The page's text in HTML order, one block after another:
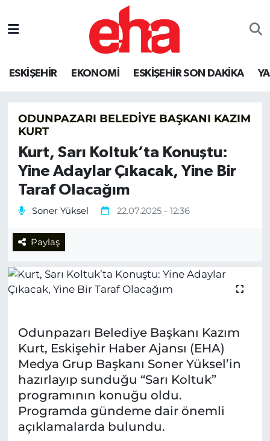
ESKİŞEHİR EKONOMİ ESKİŞEHİR SON DAKİKA
ODUNPAZARI BELEDIYE BAŞKANI KAZIM
KURT
Kurt, Sarı Koltuk’ta Konuştu:
Yine Adaylar Çıkacak, Yine Bir
Taraf Olacağım
Soner Yüksel 22.07.2025 - 12:36
Paylaş
Odunpazarı Belediye Başkanı Kazım
Kurt, Eskişehir Haber Ajansı (EHA)
Medya Grup Başkanı Soner Yüksel’in
hazırlayıp sunduğu “Sarı Koltuk”
programının konuğu oldu.
Programda gündeme dair önemli
açıklamalarda bulundu.